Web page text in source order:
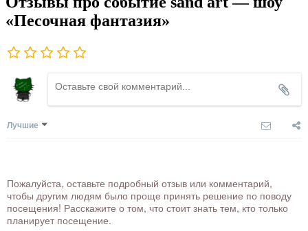
«Песочная фантазия»
Лучшие
Пожалуйста, оставьте подробный отзыв или комментарий,
чтобы другим людям было проще принять решение по поводу
посещения! Расскажите о том, что стоит знать тем, кто только
планирует посещение.